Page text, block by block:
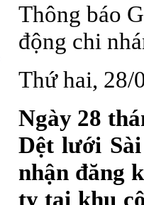
Thông báo
động chi
Thứ hai, 28/
Ngày 28
Dệt lưới
nhận đăng
ty tại khu